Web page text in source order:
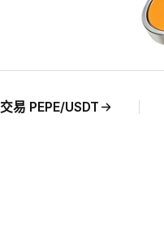
交易 PEPE/USDT